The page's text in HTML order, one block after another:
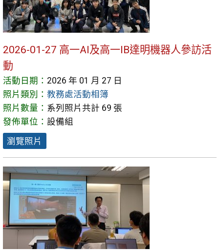
2026-01-27 高一AI及高一IB達明機器人參訪活
動
活動日期： 2026 年 01 月 27 日
照片類別： 教務處活動相簿
照片數量： 系列照片共計 69 張
發佈單位： 設備組
瀏覽照片